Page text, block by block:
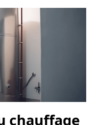
chauffage